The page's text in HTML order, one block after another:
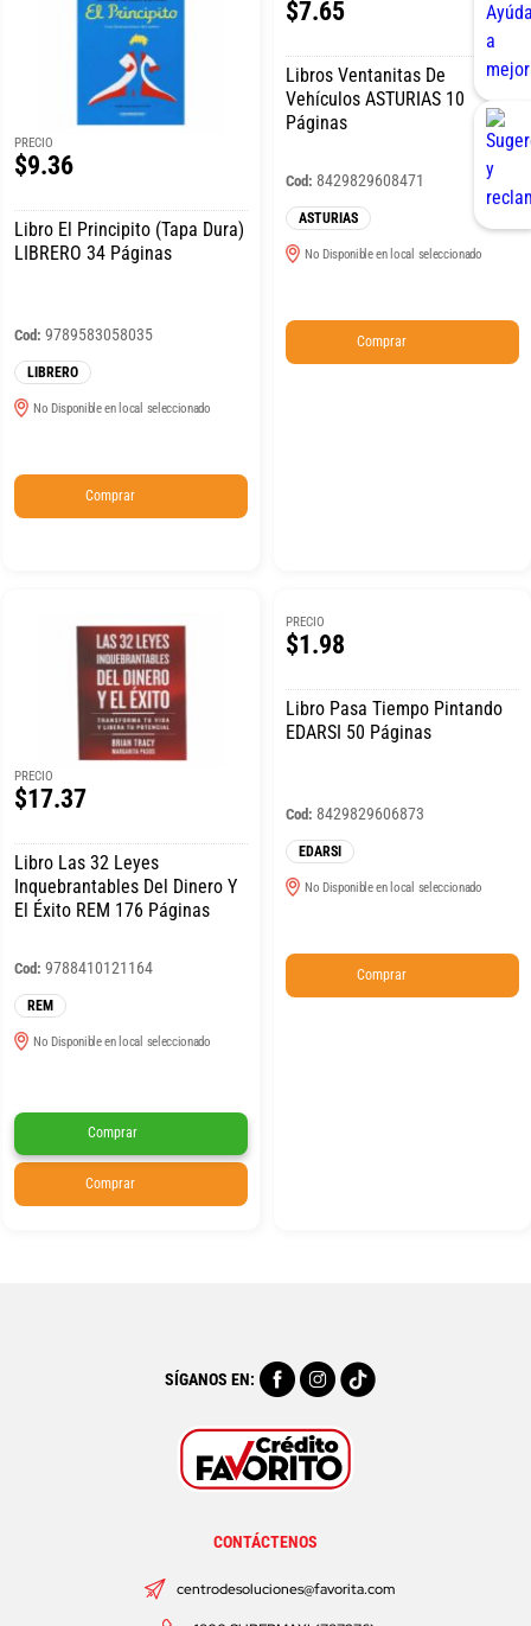
PRECIO
$9.36
Libro El Principito (Tapa Dura)
LIBRERO 34 Páginas
Cod: 9789583058035
LIBRERO
No Disponible en local seleccionado
Comprar
$7.65
Libros Ventanitas De
Vehículos ASTURIAS 10
Páginas
Cod: 8429829608471
ASTURIAS
No Disponible en local seleccionado
Comprar
PRECIO
$17.37
Libro Las 32 Leyes
Inquebrantables Del Dinero Y
El Éxito REM 176 Páginas
Cod: 9788410121164
REM
No Disponible en local seleccionado
Comprar
Comprar
PRECIO
$1.98
Libro Pasa Tiempo Pintando
EDARSI 50 Páginas
Cod: 8429829606873
EDARSI
No Disponible en local seleccionado
Comprar
SÍGANOS EN:
CONTÁCTENOS
centrodesoluciones@favorita.com